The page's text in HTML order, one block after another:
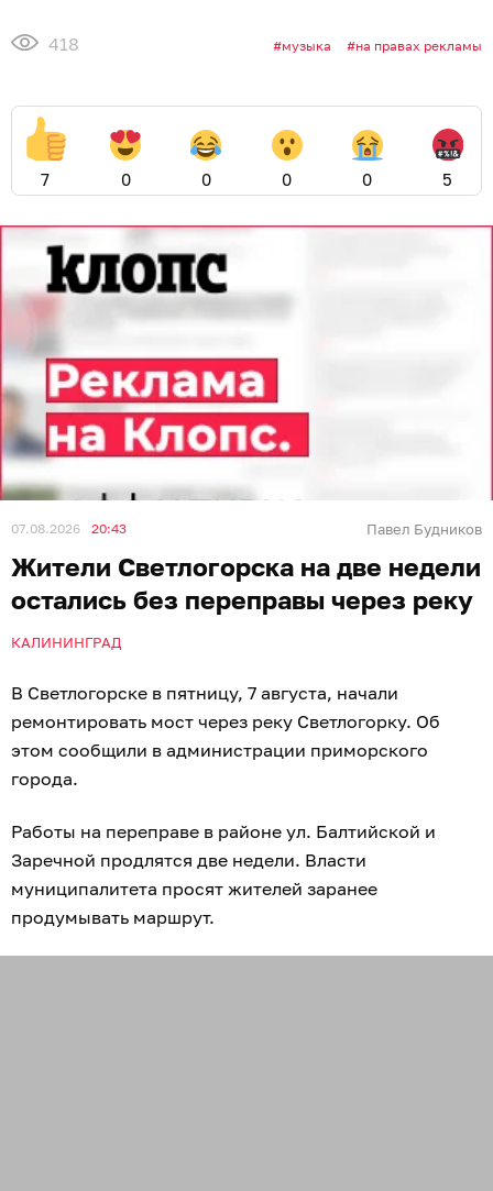
418 музыка на правах рекламы
7 0 0 0 0 5
07.08.2026 20:43 Павел Будников
Жители Светлогорска на две недели
остались без переправы через реку
КАЛИНИНГРАД
В Светлогорске в пятницу, 7 августа, начали
ремонтировать мост через реку Светлогорку. Об
этом сообщили в администрации приморского
города.
Работы на переправе в районе ул. Балтийской и
Заречной продлятся две недели. Власти
муниципалитета просят жителей заранее
продумывать маршрут.